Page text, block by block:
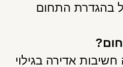
בהגדרת התחום
חשיבות אדירה בגילוי